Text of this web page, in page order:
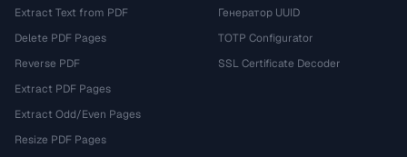
Extract Text from PDF
Delete PDF Pages
Reverse PDF
Extract PDF Pages
Extract Odd/Even Pages
Resize PDF Pages
Генератор UUID
TOTP Configurator
SSL Certificate Decoder